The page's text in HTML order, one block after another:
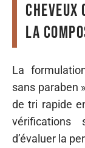
la
La
sans paraben
de tri rapide
d’évaluer la